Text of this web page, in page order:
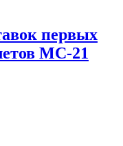
первых
МС-21